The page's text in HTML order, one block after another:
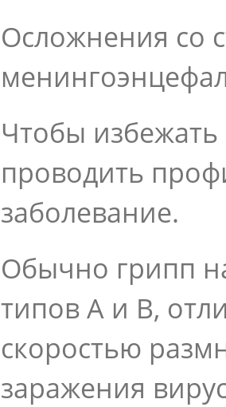
Осложнения со
Чтобы
проводить
заболевание.
Обычно грипп
типов А и В,
скоростью
заражения